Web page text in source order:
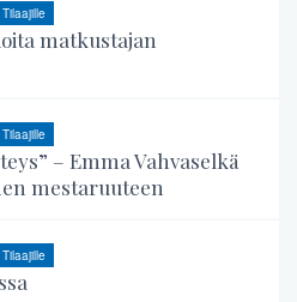
Tilaajille
matkustajan
Tilaajille
– Emma Vahvaselkä
mestaruuteen
Tilaajille